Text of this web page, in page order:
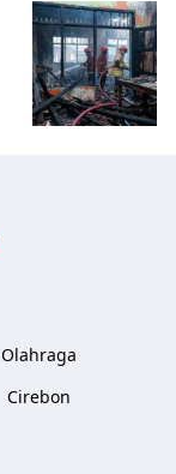
Olahraga
Cirebon